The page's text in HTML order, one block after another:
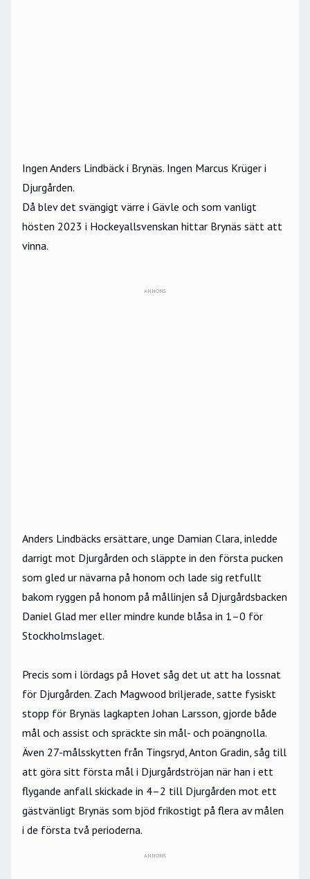
Ingen Anders Lindbäck i Brynäs. Ingen Marcus Krüger i
Djurgården.
Då blev det svängigt värre i Gävle och som vanligt
hösten 2023 i Hockeyallsvenskan hittar Brynäs sätt att
vinna.
ANNONS
Anders Lindbäcks ersättare, unge Damian Clara, inledde
darrigt mot Djurgården och släppte in den första pucken
som gled ur nävarna på honom och lade sig retfullt
bakom ryggen på honom på mållinjen så Djurgårdsbacken
Daniel Glad mer eller mindre kunde blåsa in 1–0 för
Stockholmslaget.
Precis som i lördags på Hovet såg det ut att ha lossnat
för Djurgården. Zach Magwood briljerade, satte fysiskt
stopp för Brynäs lagkapten Johan Larsson, gjorde både
mål och assist och spräckte sin mål- och poängnolla.
Även 27-målsskytten från Tingsryd, Anton Gradin, såg till
att göra sitt första mål i Djurgårdströjan när han i ett
flygande anfall skickade in 4–2 till Djurgården mot ett
gästvänligt Brynäs som bjöd frikostigt på flera av målen
i de första två perioderna.
ANNONS